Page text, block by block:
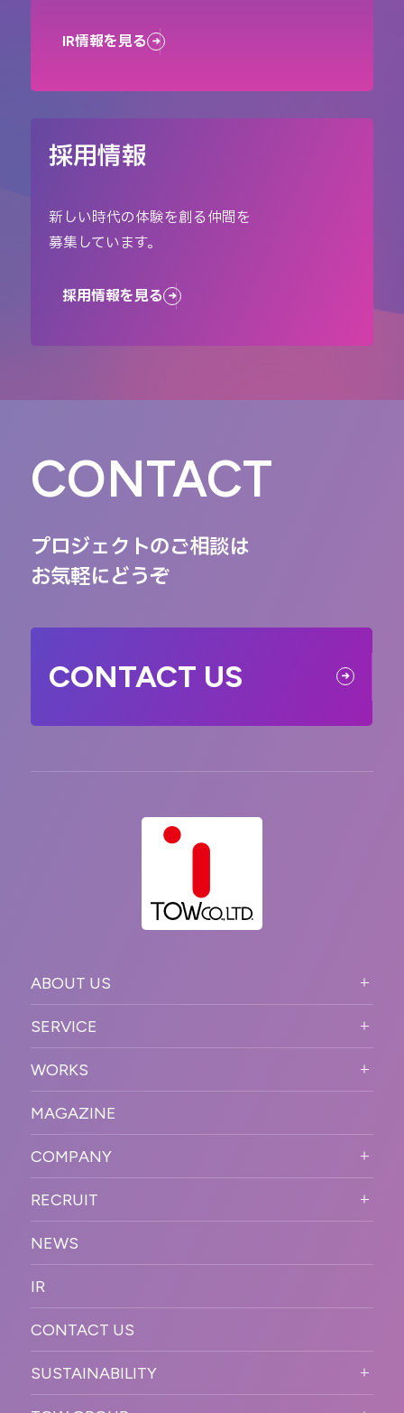
IR情報を見る
採用情報
新しい時代の体験を創る仲間を
募集しています。
採用情報を見る
CONTACT
プロジェクトのご相談は
お気軽にどうぞ
CONTACT US
ABOUT US
PURPOSE
VISION
OUR DNA
SERVICE
STRONG POINT
BUSINESS DOMAIN
SOLUTION
WORKFLOW
WORKS
オンラインイベント
SNSプロモーション
プラットフォーム販
促
デジタル制作・映像
制作
PR
カンファレンス・展示会・アワ
ESPORTS・ゲームプロモーシ
MAGAZINE
COMPANY
COMPANY INFORMATION
MESSAGE
OFFICER
ACCESS
ORGANIZATION CHART
HISTORY
RECRUIT
新卒採用
キャリア採用
NEWS
IR
CONTACT US
SUSTAINABILITY